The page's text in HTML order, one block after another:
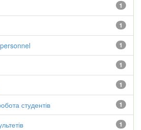
1
1
1
1
1
1
студентів
1